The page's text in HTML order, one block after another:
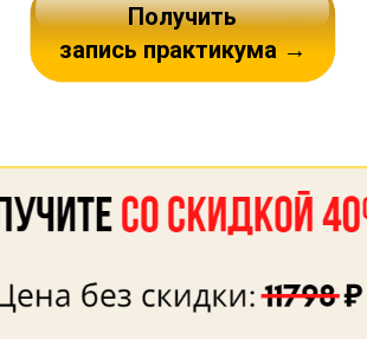
Получить
запись практикума →